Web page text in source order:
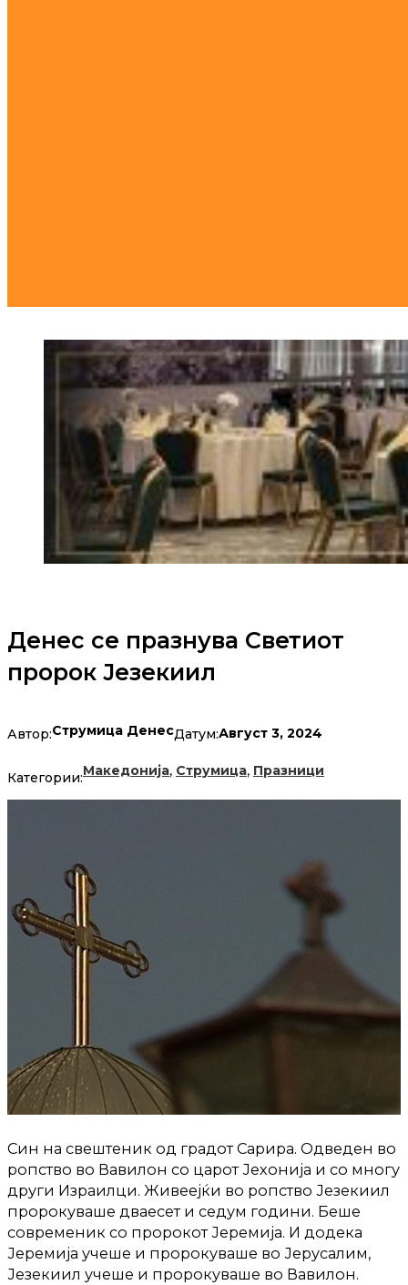
Денес се празнува Светиот
пророк Језекиил
Автор:Струмица ДенесДатум:Август 3, 2024
Категории:Македонија, Струмица, Празници
Син на свештеник од градот Сарира. Одведен во
ропство во Вавилон со царот Јехонија и со многу
други Израилци. Живеејќи во ропство Језекиил
пророкуваше дваесет и седум години. Беше
современик со пророкот Јеремија. И додека
Јеремија учеше и пророкуваше во Јерусалим,
Језекиил учеше и пророкуваше во Вавилон.